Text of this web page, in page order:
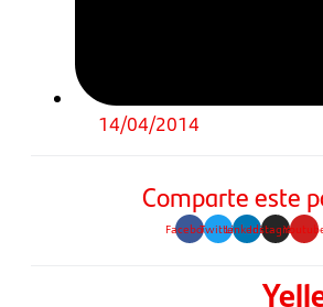
14/04/2014
Comparte este
FacebookTwitterLinkedinInstagram